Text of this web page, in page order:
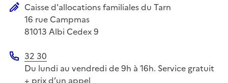
Adresse postale
Caisse d'allocations familiales du Tarn
16 rue Campmas
81013 Albi Cedex 9
Téléphone
32 30
Du lundi au vendredi de 9h à 16h. Service gratuit
+ prix d’un appel